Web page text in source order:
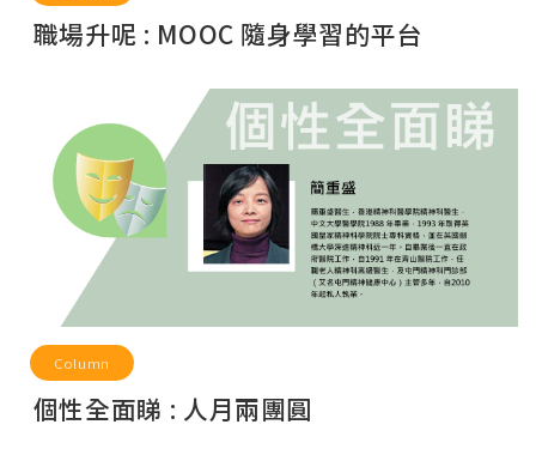
職場升呢 : MOOC 隨身學習的平台
Column
個性全面睇 : 人月兩團圓